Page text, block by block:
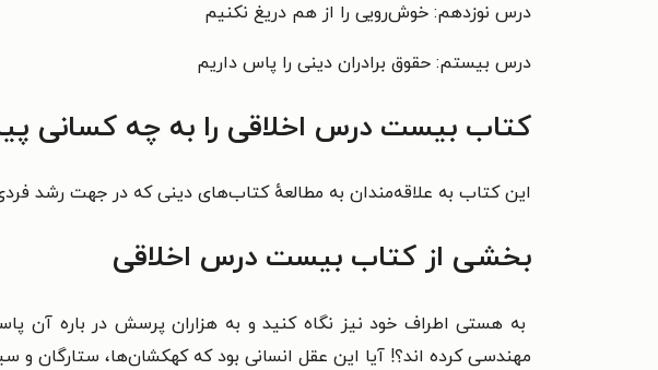
درس نوزدهم: خوش‌رویی را از هم دریغ نکنیم
درس بیستم: حقوق برادران دینی را پاس داریم
کتاب بیست درس اخلاقی را به چه کسانی
این کتاب به علاقه‌مندان به مطالعهٔ کتاب‌های دینی که در جهت رشد
بخشی از کتاب بیست درس اخلاقی
به هستی اطراف خود نیز نگاه کنید و به هزاران پرسش در باره آن
مهندسی کرده اند؟! آیا این عقل انسانی بود که کهکشان‌ها، ستارگان و